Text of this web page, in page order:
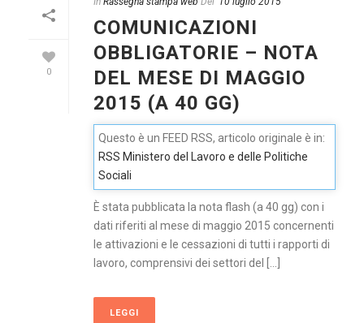
0
COMUNICAZIONI
OBBLIGATORIE – NOTA
DEL MESE DI MAGGIO
2015 (A 40 GG)
Questo è un FEED RSS, articolo originale è in:
RSS Ministero del Lavoro e delle Politiche
Sociali
È stata pubblicata la nota flash (a 40 gg) con i
dati riferiti al mese di maggio 2015 concernenti
le attivazioni e le cessazioni di tutti i rapporti di
lavoro, comprensivi dei settori del [...]
LEGGI